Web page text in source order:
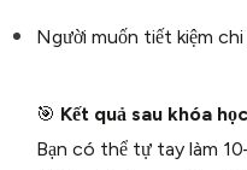
Người muốn tiết kiệm
🎯 Kết quả sau khóa
Bạn có thể tự tay làm